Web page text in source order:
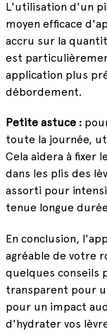
L'utilisation d'un
moyen efficace
accru sur la
est
application plus
débordement.
Petite astuce :
toute la journée,
Cela aidera à fixer
dans les plis des
assorti pour
tenue longue
En conclusion,
agréable de votre
quelques conseils
transparent pour
pour un impact
d'hydrater vos